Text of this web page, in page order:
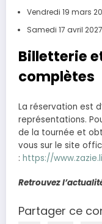
Vendredi 19 mars
Samedi 17 avril
Billetterie
complètes
La réservation est
représentations.
de la tournée et
vous sur le site
: https://
Retrouvez
Partager ce